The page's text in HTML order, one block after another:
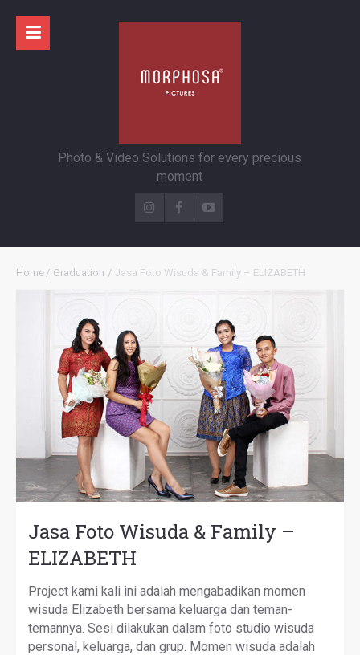
Photo & Video Solutions for every precious
moment
Home / Graduation / Jasa Foto Wisuda & Family – ELIZABETH
Jasa Foto Wisuda & Family –
ELIZABETH
Project kami kali ini adalah mengabadikan momen
wisuda Elizabeth bersama keluarga dan teman-
temannya. Sesi dilakukan dalam foto studio wisuda
personal, keluarga, dan grup. Momen wisuda adalah